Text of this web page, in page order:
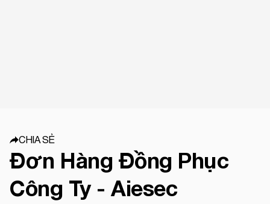
CHIA SẺ
Đơn Hàng Đồng Phục
Công Ty - Aiesec